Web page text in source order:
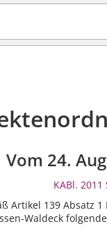
Vom 24.
KABl. 2011
Artikel 139 Absatz
Waldeck